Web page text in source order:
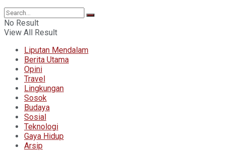
No Result
View All Result
Liputan Mendalam
Berita Utama
Opini
Travel
Lingkungan
Sosok
Budaya
Sosial
Teknologi
Gaya Hidup
Arsip